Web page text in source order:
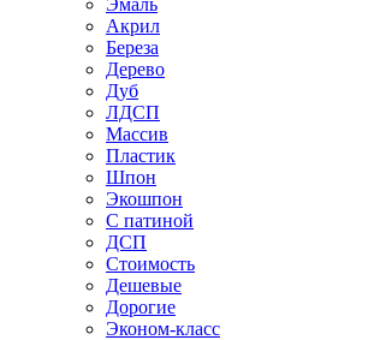
Акрил
Береза
Дерево
Дуб
ЛДСП
Массив
Пластик
Шпон
Экошпон
С патиной
ДСП
Стоимость
Дешевые
Дорогие
Эконом-класс